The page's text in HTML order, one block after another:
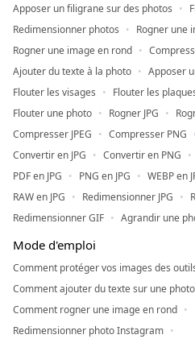
Apposer un filigrane sur des photos
Redimensionner photos
Rogner une
Rogner une image en rond
Ajouter du texte à la photo
Apposer
Flouter les visages
Flouter les
Flouter une photo
Rogner JPG
Compresser JPEG
Compresser PNG
Convertir en JPG
Convertir en PNG
PDF en JPG
PNG en JPG WEBP en
RAW en JPG
Redimensionner JPG
Redimensionner GIF
Agrandir une
Mode d'emploi
Comment protéger vos images des
Comment ajouter du texte sur une
Comment rogner une image en rond
Redimensionner photo Instagram